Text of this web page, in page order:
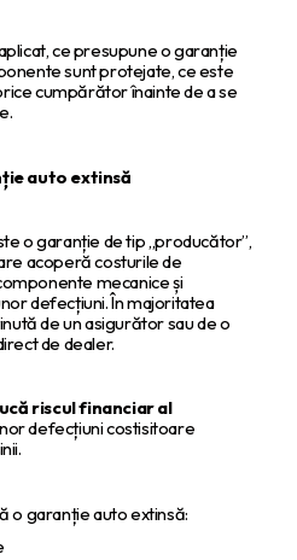
ce presupune o garanție
sunt protejate, ce este
cumpărător înainte de a se
auto extinsă
o garanție de tip „producător”,
acoperă costurile de
mecanice și
defecțiuni. În majoritatea
de un asigurător sau de o
de dealer.
riscul financiar al
defecțiuni costisitoare
o garanție auto extinsă: